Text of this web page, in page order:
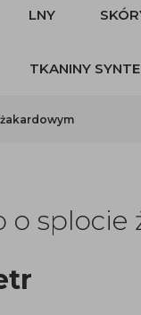
LNY
TKANINY
o splocie